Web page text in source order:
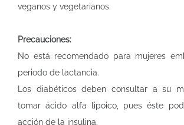
veganos y vegetarianos.
Precauciones:
No está recomendado para mujeres
periodo de lactancia.
Los diabéticos deben consultar a su
tomar ácido alfa lipoico, pues éste
acción de la insulina.